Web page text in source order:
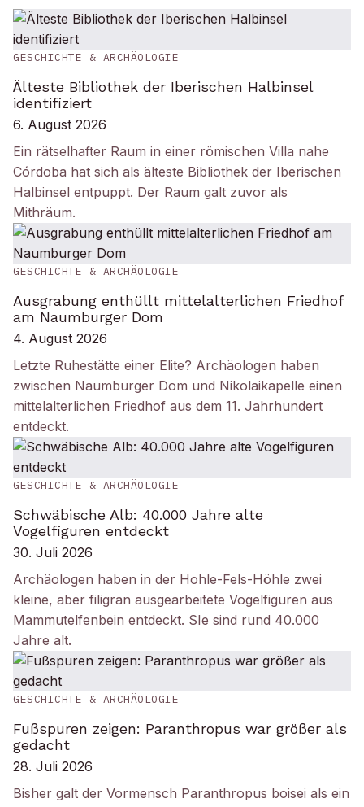
GESCHICHTE & ARCHÄOLOGIE
Älteste Bibliothek der Iberischen Halbinsel
identifiziert
6. August 2026
Ein rätselhafter Raum in einer römischen Villa nahe
Córdoba hat sich als älteste Bibliothek der Iberischen
Halbinsel entpuppt. Der Raum galt zuvor als
Mithräum.
GESCHICHTE & ARCHÄOLOGIE
Ausgrabung enthüllt mittelalterlichen Friedhof
am Naumburger Dom
4. August 2026
Letzte Ruhestätte einer Elite? Archäologen haben
zwischen Naumburger Dom und Nikolaikapelle einen
mittelalterlichen Friedhof aus dem 11. Jahrhundert
entdeckt.
GESCHICHTE & ARCHÄOLOGIE
Schwäbische Alb: 40.000 Jahre alte
Vogelfiguren entdeckt
30. Juli 2026
Archäologen haben in der Hohle-Fels-Höhle zwei
kleine, aber filigran ausgearbeitete Vogelfiguren aus
Mammutelfenbein entdeckt. SIe sind rund 40.000
Jahre alt.
GESCHICHTE & ARCHÄOLOGIE
Fußspuren zeigen: Paranthropus war größer als
gedacht
28. Juli 2026
Bisher galt der Vormensch Paranthropus boisei als ein